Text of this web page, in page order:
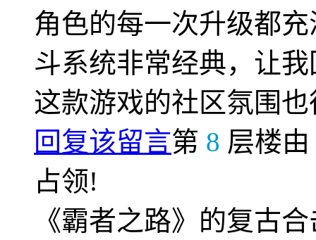
角色的每一次升级都
斗系统非常经典，让
这款游戏的社区氛围
回复该留言第 8 层楼由
占领!
《霸者之路》的复古